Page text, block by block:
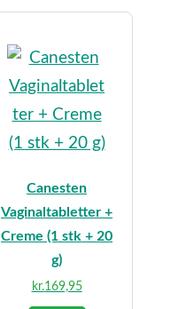
Canesten
Vaginaltabletter +
Creme (1 stk + 20
g)
kr.169,95